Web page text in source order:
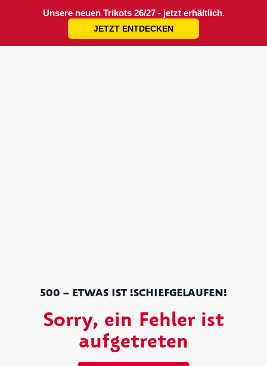
Unsere neuen Trikots 26/27 - jetzt erhältlich.
JETZT ENTDECKEN
500 – ETWAS IST !SCHIEFGELAUFEN!
Sorry, ein Fehler ist
aufgetreten